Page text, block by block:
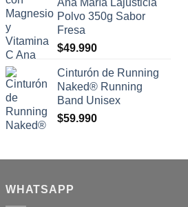
Ana María Lajusticia
Polvo 350g Sabor
Fresa
$49.990
Cinturón de Running
Naked® Running
Band Unisex
$59.990
WHATSAPP